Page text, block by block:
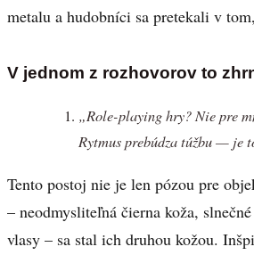
metalu a hudobníci sa pretekali v
V jednom z rozhovorov to
„Role-playing hry? Nie pre
Rytmus prebúdza túžbu — je
Tento postoj nie je len pózou pre
– neodmysliteľná čierna koža,
vlasy – sa stal ich druhou kožou.